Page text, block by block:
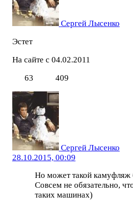
Сергей Лысенко
Эстет
На сайте с 04.02.2011
63
409
Сергей Лысенко
28.10.2015, 00:09
Но может такой камуфляж
Совсем не обязательно,
таких машинах)